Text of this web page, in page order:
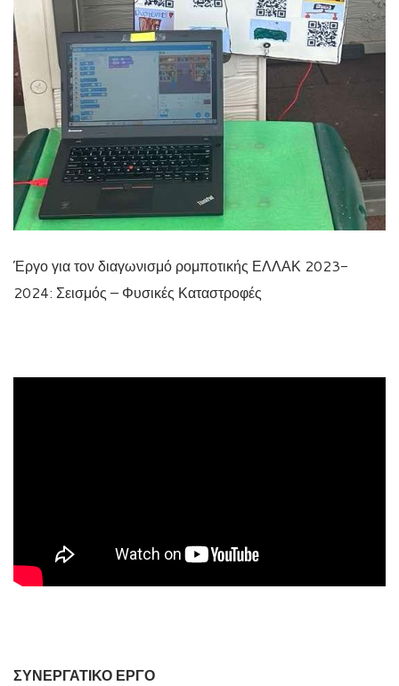
Έργο για τον διαγωνισμό ρομποτικής ΕΛΛΑΚ 2023-
2024: Σεισμός – Φυσικές Καταστροφές
ΣΥΝΕΡΓΑΤΙΚΟ ΕΡΓΟ